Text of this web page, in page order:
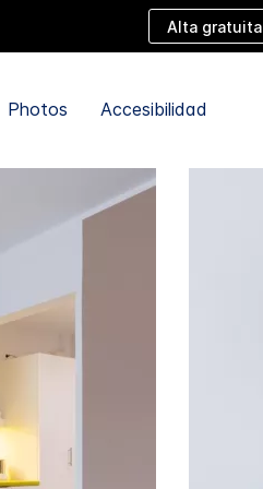
Alta gratuita
Photos Accesibilidad